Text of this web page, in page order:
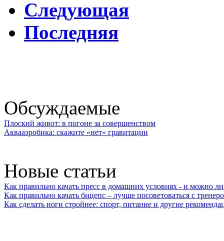
Следующая
Последняя
Обсуждаемые
Плоский живот: в погоне за совершенством
Аквааэробика: скажите «нет» гравитации
Новые статьи
Как правильно качать пресс в домашних условиях - и можно
Как правильно качать бицепс – лучше посоветоваться с
Как сделать ноги стройнее: спорт, питание и другие